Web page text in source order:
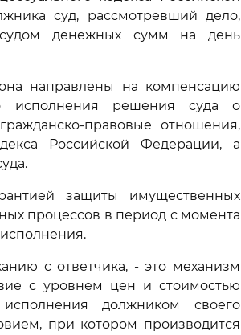
суд, рассмотревший дело,
денежных сумм на день
направлены на компенсацию
исполнения решения суда о
правовые отношения,
Российской Федерации, а
защиты имущественных
процессов в период с момента
с ответчика, - это механизм
с уровнем цен и стоимостью
должником своего
при котором производится